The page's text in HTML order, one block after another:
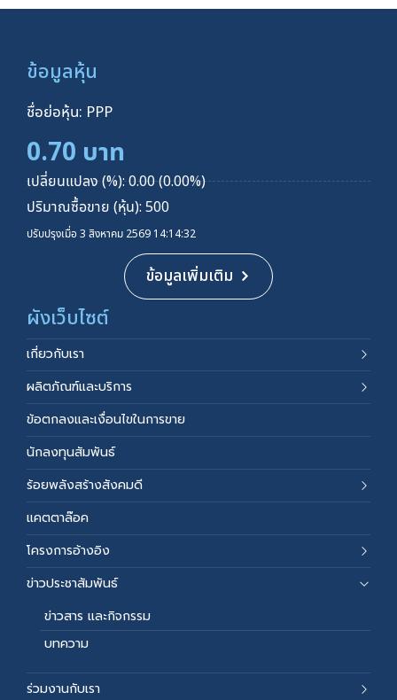
ข้อมูลหุ้น
ชื่อย่อหุ้น: PPP
0.70 บาท
เปลี่ยนแปลง (%): 0.00 (0.00%)
ปริมาณซื้อขาย (หุ้น): 500
ปรับปรุงเมื่อ 3 สิงหาคม 2569 14:14:32
ข้อมูลเพิ่มเติม
ผังเว็บไซต์
เกี่ยวกับเรา
ผลิตภัณฑ์และบริการ
ข้อตกลงและเงื่อนไขในการขาย
นักลงทุนสัมพันธ์
ร้อยพลังสร้างสังคมดี
แคตตาล๊อค
โครงการอ้างอิง
ข่าวประชาสัมพันธ์
ข่าวสาร และกิจกรรม
บทความ
ร่วมงานกับเรา